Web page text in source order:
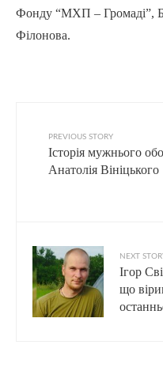
Фонду “МХП – Громаді”,
Філонова.
PREVIOUS STORY
Історія мужнього
Анатолія Вініцького
NEXT
Ігор
що